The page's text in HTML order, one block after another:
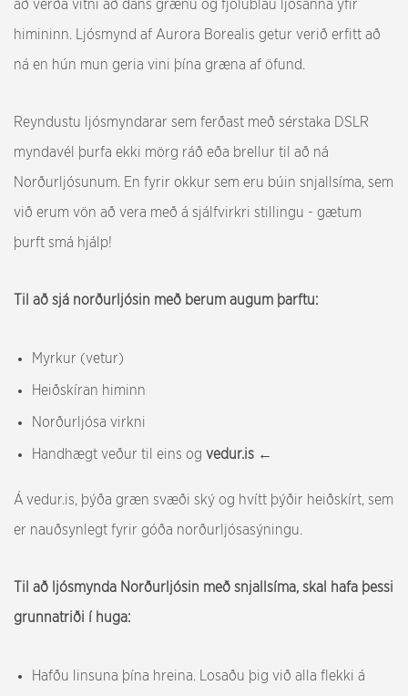
að verða vitni að dans grænu og fjólubláu ljósanna yfir
himininn. Ljósmynd af Aurora Borealis getur verið erfitt að
ná en hún mun geria vini þína græna af öfund.
Reyndustu ljósmyndarar sem ferðast með sérstaka DSLR
myndavél þurfa ekki mörg ráð eða brellur til að ná
Norðurljósunum. En fyrir okkur sem eru búin snjallsíma, sem
við erum vön að vera með á sjálfvirkri stillingu - gætum
þurft smá hjálp!
Til að sjá norðurljósin með berum augum þarftu:
Myrkur (vetur)
Heiðskíran himinn
Norðurljósa virkni
Handhægt veður til eins og vedur.is ←
Á vedur.is, þýða græn svæði ský og hvítt þýðir heiðskírt, sem
er nauðsynlegt fyrir góða norðurljósasýningu.
Til að ljósmynda Norðurljósin með snjallsíma, skal hafa þessi
grunnatriði í huga:
Hafðu linsuna þína hreina. Losaðu þig við alla flekki á